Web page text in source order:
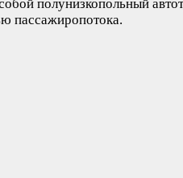
полунизкопольный
пассажиропотока.